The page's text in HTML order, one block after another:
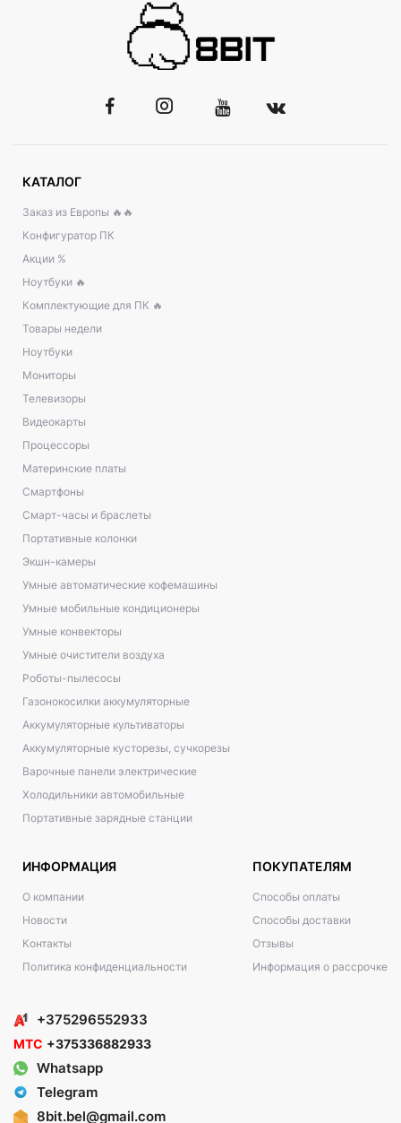
КАТАЛОГ
Заказ из Европы 🔥🔥
Конфигуратор ПК
Акции %
Ноутбуки 🔥
Комплектующие для ПК 🔥
Товары недели
Ноутбуки
Мониторы
Телевизоры
Видеокарты
Процессоры
Материнские платы
Смартфоны
Смарт-часы и браслеты
Портативные колонки
Экшн-камеры
Умные автоматические кофемашины
Умные мобильные кондиционеры
Умные конвекторы
Умные очистители воздуха
Роботы-пылесосы
Газонокосилки аккумуляторные
Аккумуляторные культиваторы
Аккумуляторные кусторезы, сучкорезы
Варочные панели электрические
Холодильники автомобильные
Портативные зарядные станции
ИНФОРМАЦИЯ
О компании
Новости
Контакты
Политика конфиденциальности
ПОКУПАТЕЛЯМ
Способы оплаты
Способы доставки
Отзывы
Информация о рассрочке
+375296552933
МТС +375336882933
Whatsapp
Telegram
8bit.bel@gmail.com